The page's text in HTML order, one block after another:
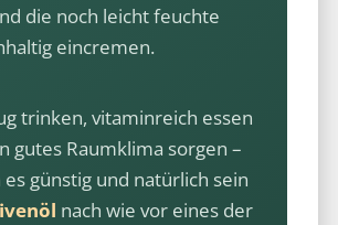
die noch leicht feuchte
eincremen.
trinken, vitaminreich essen
gutes Raumklima sorgen –
günstig und natürlich sein
nach wie vor eines der